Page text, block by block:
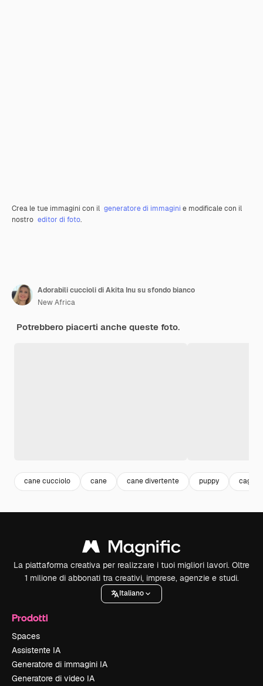
Crea le tue immagini con il generatore di immagini e modificale con il
nostro editor di foto.
Adorabili cuccioli di Akita Inu su sfondo bianco
New Africa
Potrebbero piacerti anche queste foto.
cane cucciolo cane cane divertente puppy
La piattaforma creativa per realizzare i tuoi migliori lavori. Oltre
1 milione di abbonati tra creativi, imprese, agenzie e studi.
Italiano
Prodotti
Spaces
Assistente IA
Generatore di immagini IA
Generatore di video IA